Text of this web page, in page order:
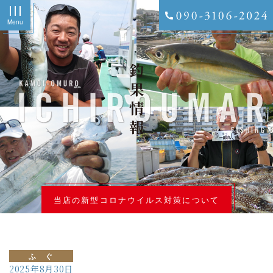
Menu
釣果情報
当店の新型コロナウイルス対策について
ふ ぐ
2025年8月30日